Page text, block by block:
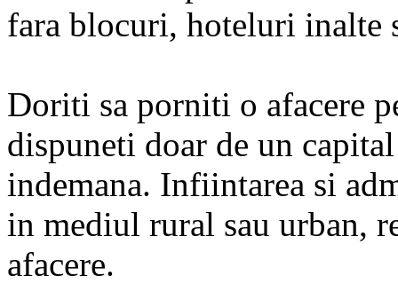
fara blocuri, hoteluri inalte
Doriti sa porniti o afacere
dispuneti doar de un
indemana. Infiintarea si
in mediul rural sau urban,
afacere.